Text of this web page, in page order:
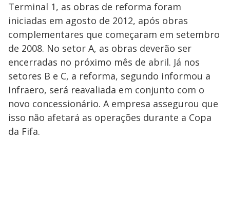
Terminal 1, as obras de reforma foram
iniciadas em agosto de 2012, após obras
complementares que começaram em setembro
de 2008. No setor A, as obras deverão ser
encerradas no próximo mês de abril. Já nos
setores B e C, a reforma, segundo informou a
Infraero, será reavaliada em conjunto com o
novo concessionário. A empresa assegurou que
isso não afetará as operações durante a Copa
da Fifa.